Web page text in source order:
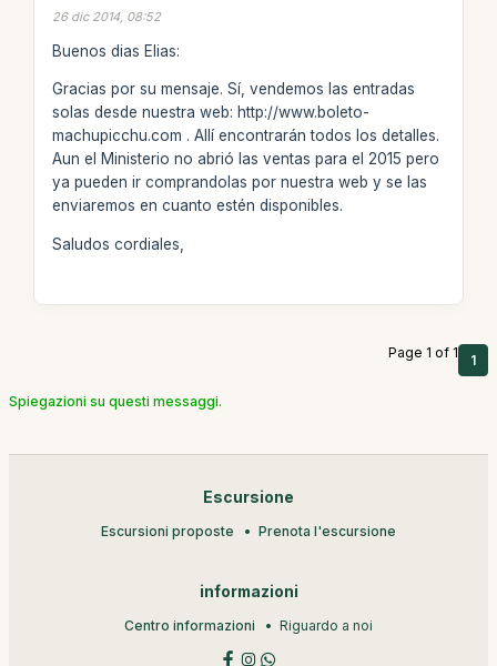
26 dic 2014, 08:52
Buenos dias Elias:
Gracias por su mensaje. Sí, vendemos las entradas
solas desde nuestra web: http://www.boleto-
machupicchu.com . Allí encontrarán todos los detalles.
Aun el Ministerio no abrió las ventas para el 2015 pero
ya pueden ir comprandolas por nuestra web y se las
enviaremos en cuanto estén disponibles.
Saludos cordiales,
Page 1 of 1 1
Spiegazioni su questi messaggi.
Escursione
Escursioni proposte Prenota l'escursione
informazioni
Centro informazioni Riguardo a noi